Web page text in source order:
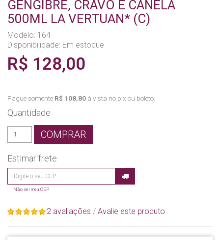
GENGIBRE, CRAVO E CANELA
500ML LA VERTUAN* (C)
Modelo: 164
Disponibilidade: Em estoque
R$ 128,00
Pague somente R$ 108,80 à vista no pix ou boleto.
Quantidade
COMPRAR
Estimar frete
Não sei meu CEP
2 avaliações / Avalie este produto